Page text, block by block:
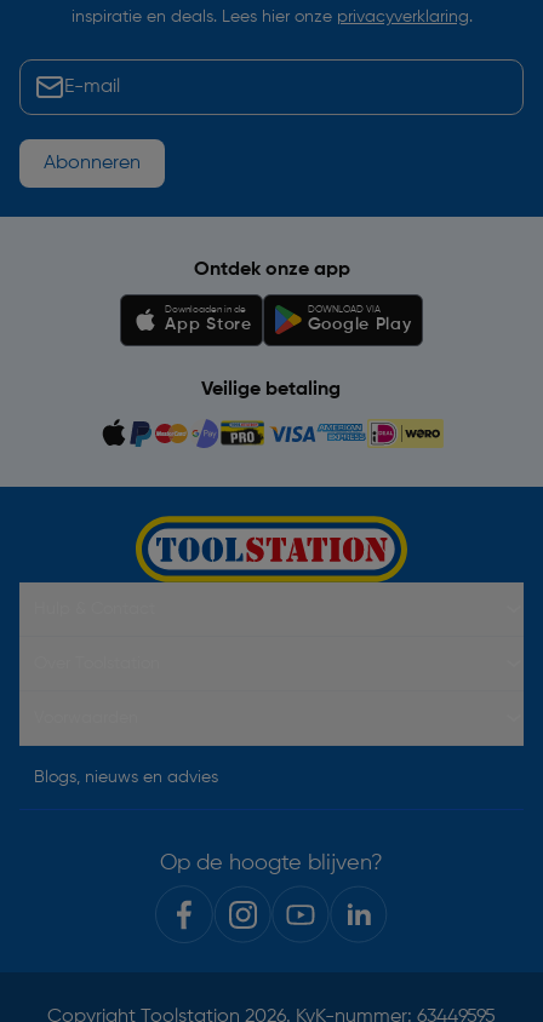
inspiratie en deals. Lees hier onze privacyverklaring.
Abonneren
Ontdek onze app
Downloaden in de
App Store
DOWNLOAD VIA
Google Play
Veilige betaling
Blogs, nieuws en advies
Op de hoogte blijven?
Copyright Toolstation 2026. KvK-nummer: 63449595